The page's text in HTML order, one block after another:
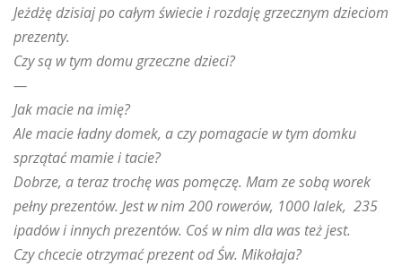
Jeżdżę dzisiaj po całym świecie i rozdaję grzecznym dzieciom
prezenty.
Czy są w tym domu grzeczne dzieci?
—
Jak macie na imię?
Ale macie ładny domek, a czy pomagacie w tym domku
sprzątać mamie i tacie?
Dobrze, a teraz trochę was pomęczę. Mam ze sobą worek
pełny prezentów. Jest w nim 200 rowerów, 1000 lalek, 235
ipadów i innych prezentów. Coś w nim dla was też jest.
Czy chcecie otrzymać prezent od Św. Mikołaja?